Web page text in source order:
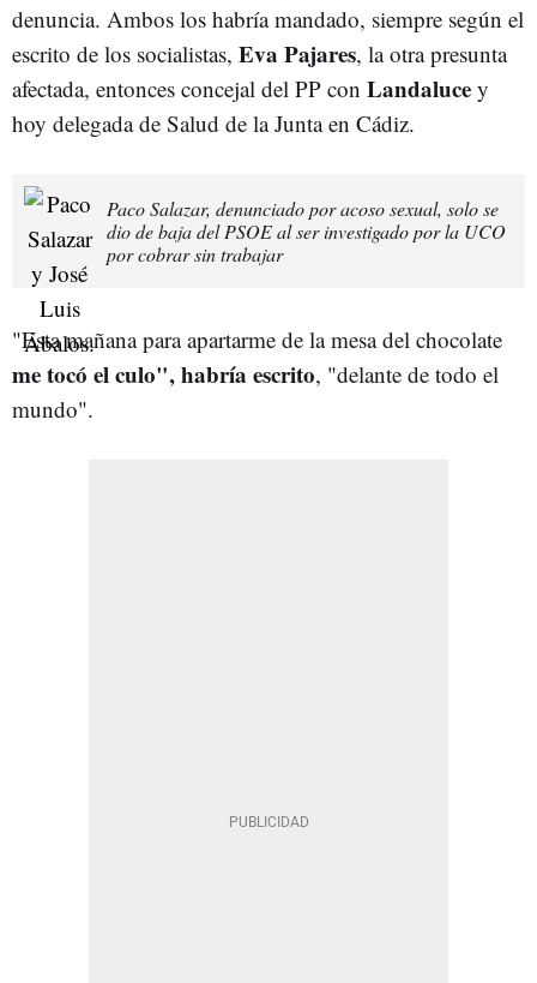
denuncia. Ambos los habría mandado, siempre según el
escrito de los socialistas, Eva Pajares, la otra presunta
afectada, entonces concejal del PP con Landaluce y
hoy delegada de Salud de la Junta en Cádiz.
Paco Salazar, denunciado por acoso sexual, solo se
dio de baja del PSOE al ser investigado por la UCO
por cobrar sin trabajar
"Esta mañana para apartarme de la mesa del chocolate
me tocó el culo", habría escrito, "delante de todo el
mundo".